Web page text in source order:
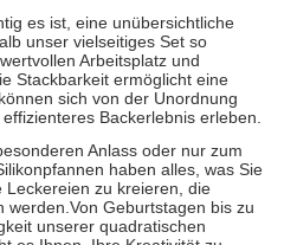
es ist, eine unübersichtliche
unser vielseitiges Set so
Arbeitsplatz und
Stackbarkeit ermöglicht eine
sich von der Unordnung
Backerlebnis erleben.
Anlass oder nur zum
haben alles, was Sie
Leckereien zu kreieren, die
werden.Von Geburtstagen bis zu
unserer quadratischen